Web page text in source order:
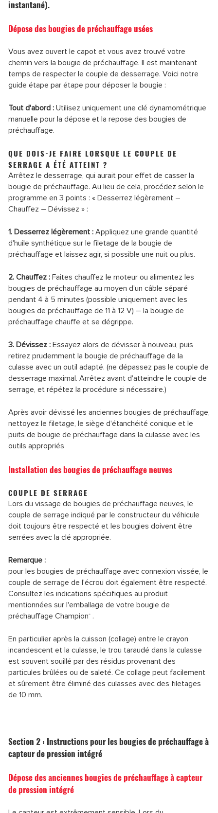
instantané).
Dépose des bougies de préchauffage usées
Vous avez ouvert le capot et vous avez trouvé votre
chemin vers la bougie de préchauffage. Il est maintenant
temps de respecter le couple de desserrage. Voici notre
guide étape par étape pour déposer la bougie :
Tout d'abord : Utilisez uniquement une clé dynamométrique
manuelle pour la dépose et la repose des bougies de
préchauffage.
QUE DOIS-JE FAIRE LORSQUE LE COUPLE DE
SERRAGE A ÉTÉ ATTEINT ?
Arrêtez le desserrage, qui aurait pour effet de casser la
bougie de préchauffage. Au lieu de cela, procédez selon le
programme en 3 points : « Desserrez légèrement –
Chauffez – Dévissez » :
1. Desserrez légèrement : Appliquez une grande quantité
d'huile synthétique sur le filetage de la bougie de
préchauffage et laissez agir, si possible une nuit ou plus.
2. Chauffez : Faites chauffez le moteur ou alimentez les
bougies de préchauffage au moyen d'un câble séparé
pendant 4 à 5 minutes (possible uniquement avec les
bougies de préchauffage de 11 à 12 V) – la bougie de
préchauffage chauffe et se dégrippe.
3. Dévissez : Essayez alors de dévisser à nouveau, puis
retirez prudemment la bougie de préchauffage de la
culasse avec un outil adapté. (ne dépassez pas le couple de
desserrage maximal. Arrêtez avant d'atteindre le couple de
serrage, et répétez la procédure si nécessaire.)
Après avoir dévissé les anciennes bougies de préchauffage,
nettoyez le filetage, le siège d'étanchéité conique et le
puits de bougie de préchauffage dans la culasse avec les
outils appropriés
Installation des bougies de préchauffage neuves
COUPLE DE SERRAGE
Lors du vissage de bougies de préchauffage neuves, le
couple de serrage indiqué par le constructeur du véhicule
doit toujours être respecté et les bougies doivent être
serrées avec la clé appropriée.
Remarque :
pour les bougies de préchauffage avec connexion vissée, le
couple de serrage de l'écrou doit également être respecté.
Consultez les indications spécifiques au produit
mentionnées sur l'emballage de votre bougie de
préchauffage Champion® .
En particulier après la cuisson (collage) entre le crayon
incandescent et la culasse, le trou taraudé dans la culasse
est souvent souillé par des résidus provenant des
particules brûlées ou de saleté. Ce collage peut facilement
et sûrement être éliminé des culasses avec des filetages
de 10 mm.
Section 2 : Instructions pour les bougies de préchauffage à
capteur de pression intégré
Dépose des anciennes bougies de préchauffage à capteur
de pression intégré